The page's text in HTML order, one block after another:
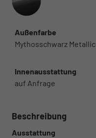
Außenfarbe
Mythosschwarz Metallic
Innenausstattung
auf Anfrage
Beschreibung
Ausstattung